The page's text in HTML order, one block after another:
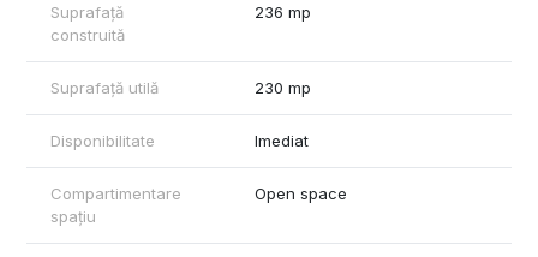
Suprafață
construită
236 mp
Suprafață utilă 230 mp
Disponibilitate Imediat
Compartimentare
spațiu
Open space